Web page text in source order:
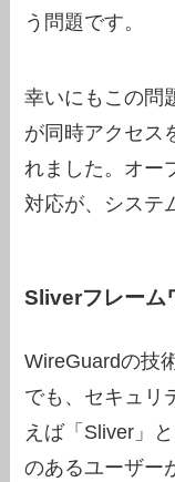
う問題です。
幸いにもこの問
が同時アクセス
れました。オー
対応が、システ
Sliverフレーム
WireGuardの技
でも、セキュリ
えば「Sliver」
のあるユーザー